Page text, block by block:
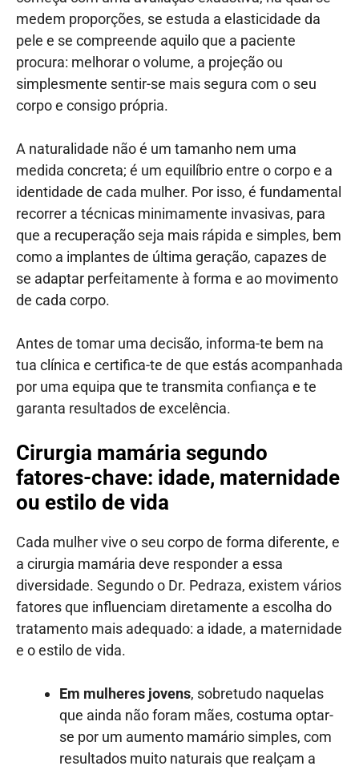
medem proporções, se estuda a elasticidade da
pele e se compreende aquilo que a paciente
procura: melhorar o volume, a projeção ou
simplesmente sentir-se mais segura com o seu
corpo e consigo própria.
A naturalidade não é um tamanho nem uma
medida concreta; é um equilíbrio entre o corpo e a
identidade de cada mulher. Por isso, é fundamental
recorrer a técnicas minimamente invasivas, para
que a recuperação seja mais rápida e simples, bem
como a implantes de última geração, capazes de
se adaptar perfeitamente à forma e ao movimento
de cada corpo.
Antes de tomar uma decisão, informa-te bem na
tua clínica e certifica-te de que estás acompanhada
por uma equipa que te transmita confiança e te
garanta resultados de excelência.
Cirurgia mamária segundo
fatores-chave: idade, maternidade
ou estilo de vida
Cada mulher vive o seu corpo de forma diferente, e
a cirurgia mamária deve responder a essa
diversidade. Segundo o Dr. Pedraza, existem vários
fatores que influenciam diretamente a escolha do
tratamento mais adequado: a idade, a maternidade
e o estilo de vida.
Em mulheres jovens, sobretudo naquelas
que ainda não foram mães, costuma optar-
se por um aumento mamário simples, com
resultados muito naturais que realçam a